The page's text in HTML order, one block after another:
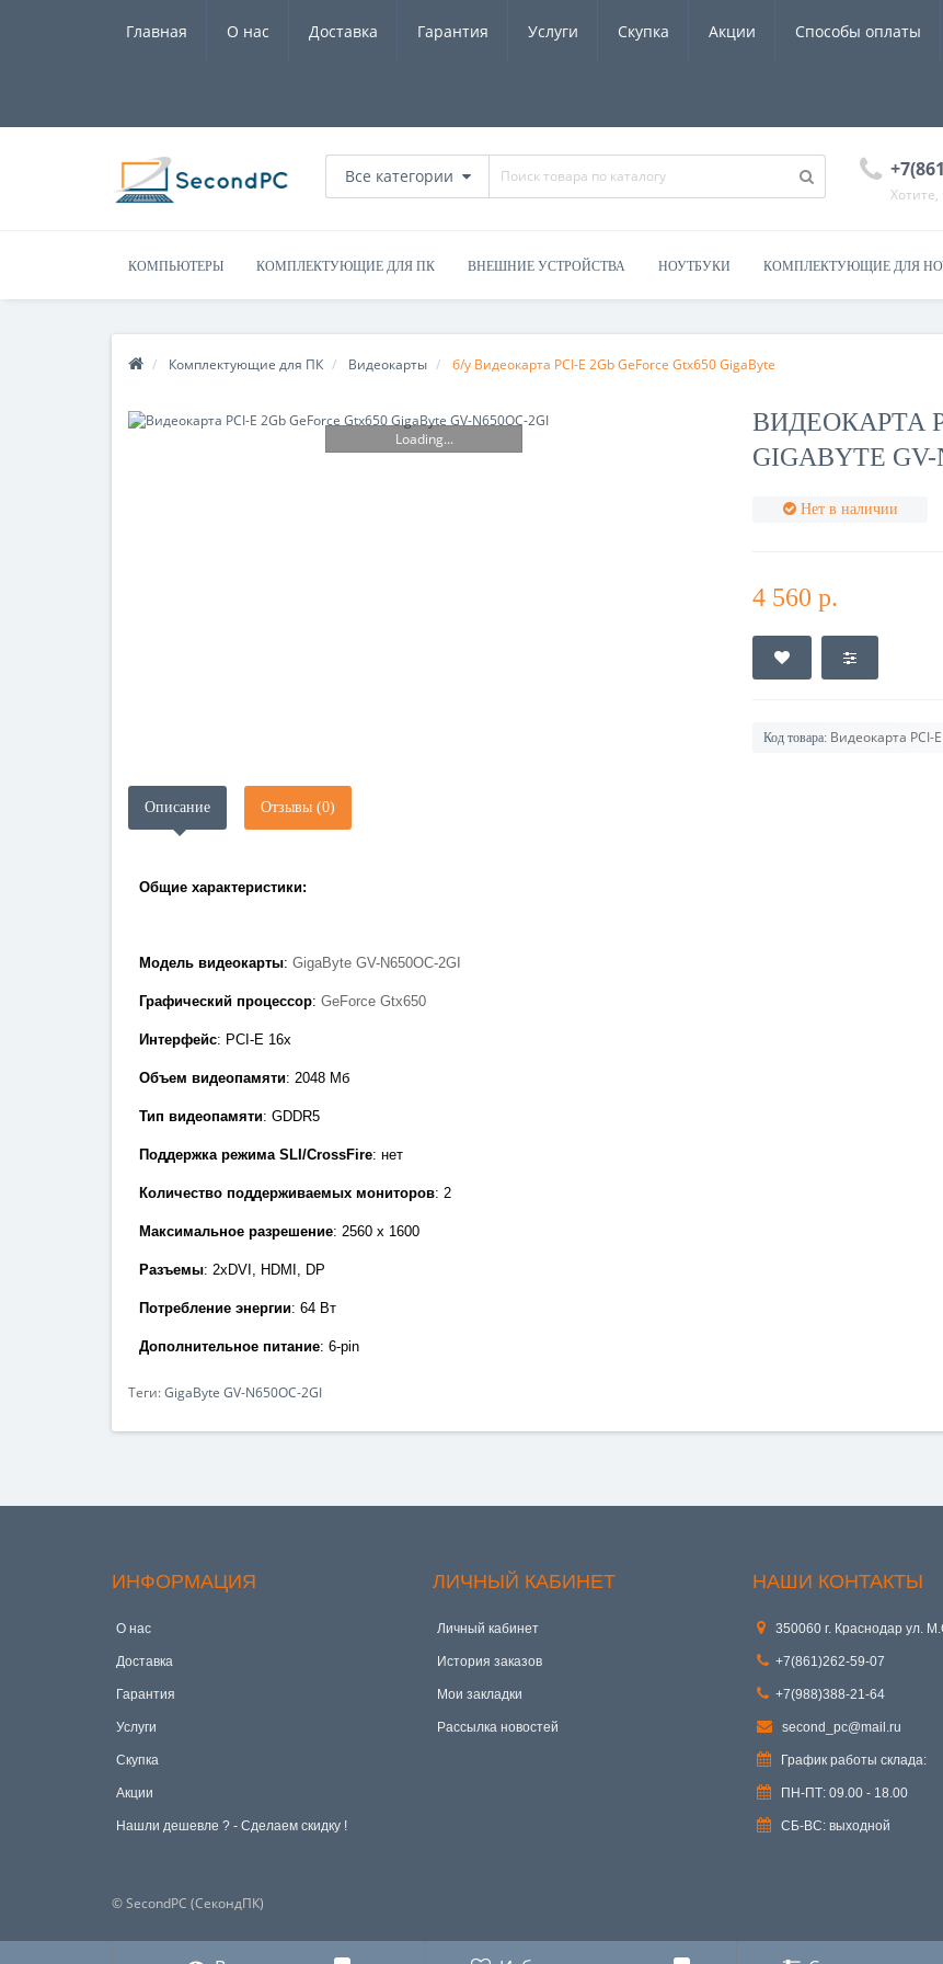
Главная О нас Доставка Гарантия Услуги Скупка Акции Способы оплаты
Все категории
КОМПЬЮТЕРЫ КОМПЛЕКТУЮЩИЕ ДЛЯ ПК ВНЕШНИЕ УСТРОЙСТВА НОУТБУКИ КОМПЛЕКТУЮЩИЕ ДЛЯ
Комплектующие для ПК Видеокарты б/у Видеокарта PCI-E 2Gb GeForce Gtx650 GigaByte
Loading...
ВИДЕОКАРТА
GIGABYTE GV-
Нет в наличии
4 560 р.
Код товара: Видеокарта PCI-
Описание Отзывы (0)
Общие характеристики:
Модель видеокарты: GigaByte GV-N650OC-2GI
Графический процессор: GeForce Gtx650
Интерфейс: PCI-E 16x
Объем видеопамяти: 2048 Мб
Тип видеопамяти: GDDR5
Поддержка режима SLI/CrossFire: нет
Количество поддерживаемых мониторов: 2
Максимальное разрешение: 2560 х 1600
Разъемы: 2xDVI, HDMI , DP
Потребление энергии: 64 Вт
Дополнительное питание: 6-pin
Теги:GigaByte GV-N650OC-2GI
ИНФОРМАЦИЯ
О нас
Доставка
Гарантия
Услуги
Скупка
Акции
Hашли дешевле ? - Сделаем скидку !
ЛИЧНЫЙ КАБИНЕТ
Личный кабинет
История заказов
Мои закладки
Рассылка новостей
НАШИ КОНТАКТЫ
350060 г. Краснодар ул.
+7(861)262-59-07
+7(988)388-21-64
second_pc@mail.ru
График работы склада:
ПН-ПТ: 09.00 - 18.00
СБ-ВС: выходной
© SecondPC (СекондПК)